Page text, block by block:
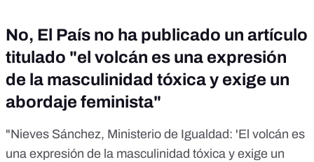
No, El País no ha publicado un artículo
titulado "el volcán es una expresión
de la masculinidad tóxica y exige un
abordaje feminista"
"Nieves Sánchez, Ministerio de Igualdad: 'El volcán es
una expresión de la masculinidad tóxica y exige un